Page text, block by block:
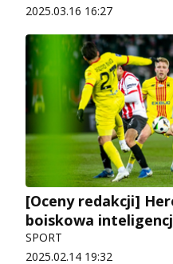
2025.03.16 16:27
[Oceny redakcji]
boiskowa
SPORT
2025.02.14 19:32